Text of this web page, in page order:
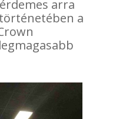
arra
a